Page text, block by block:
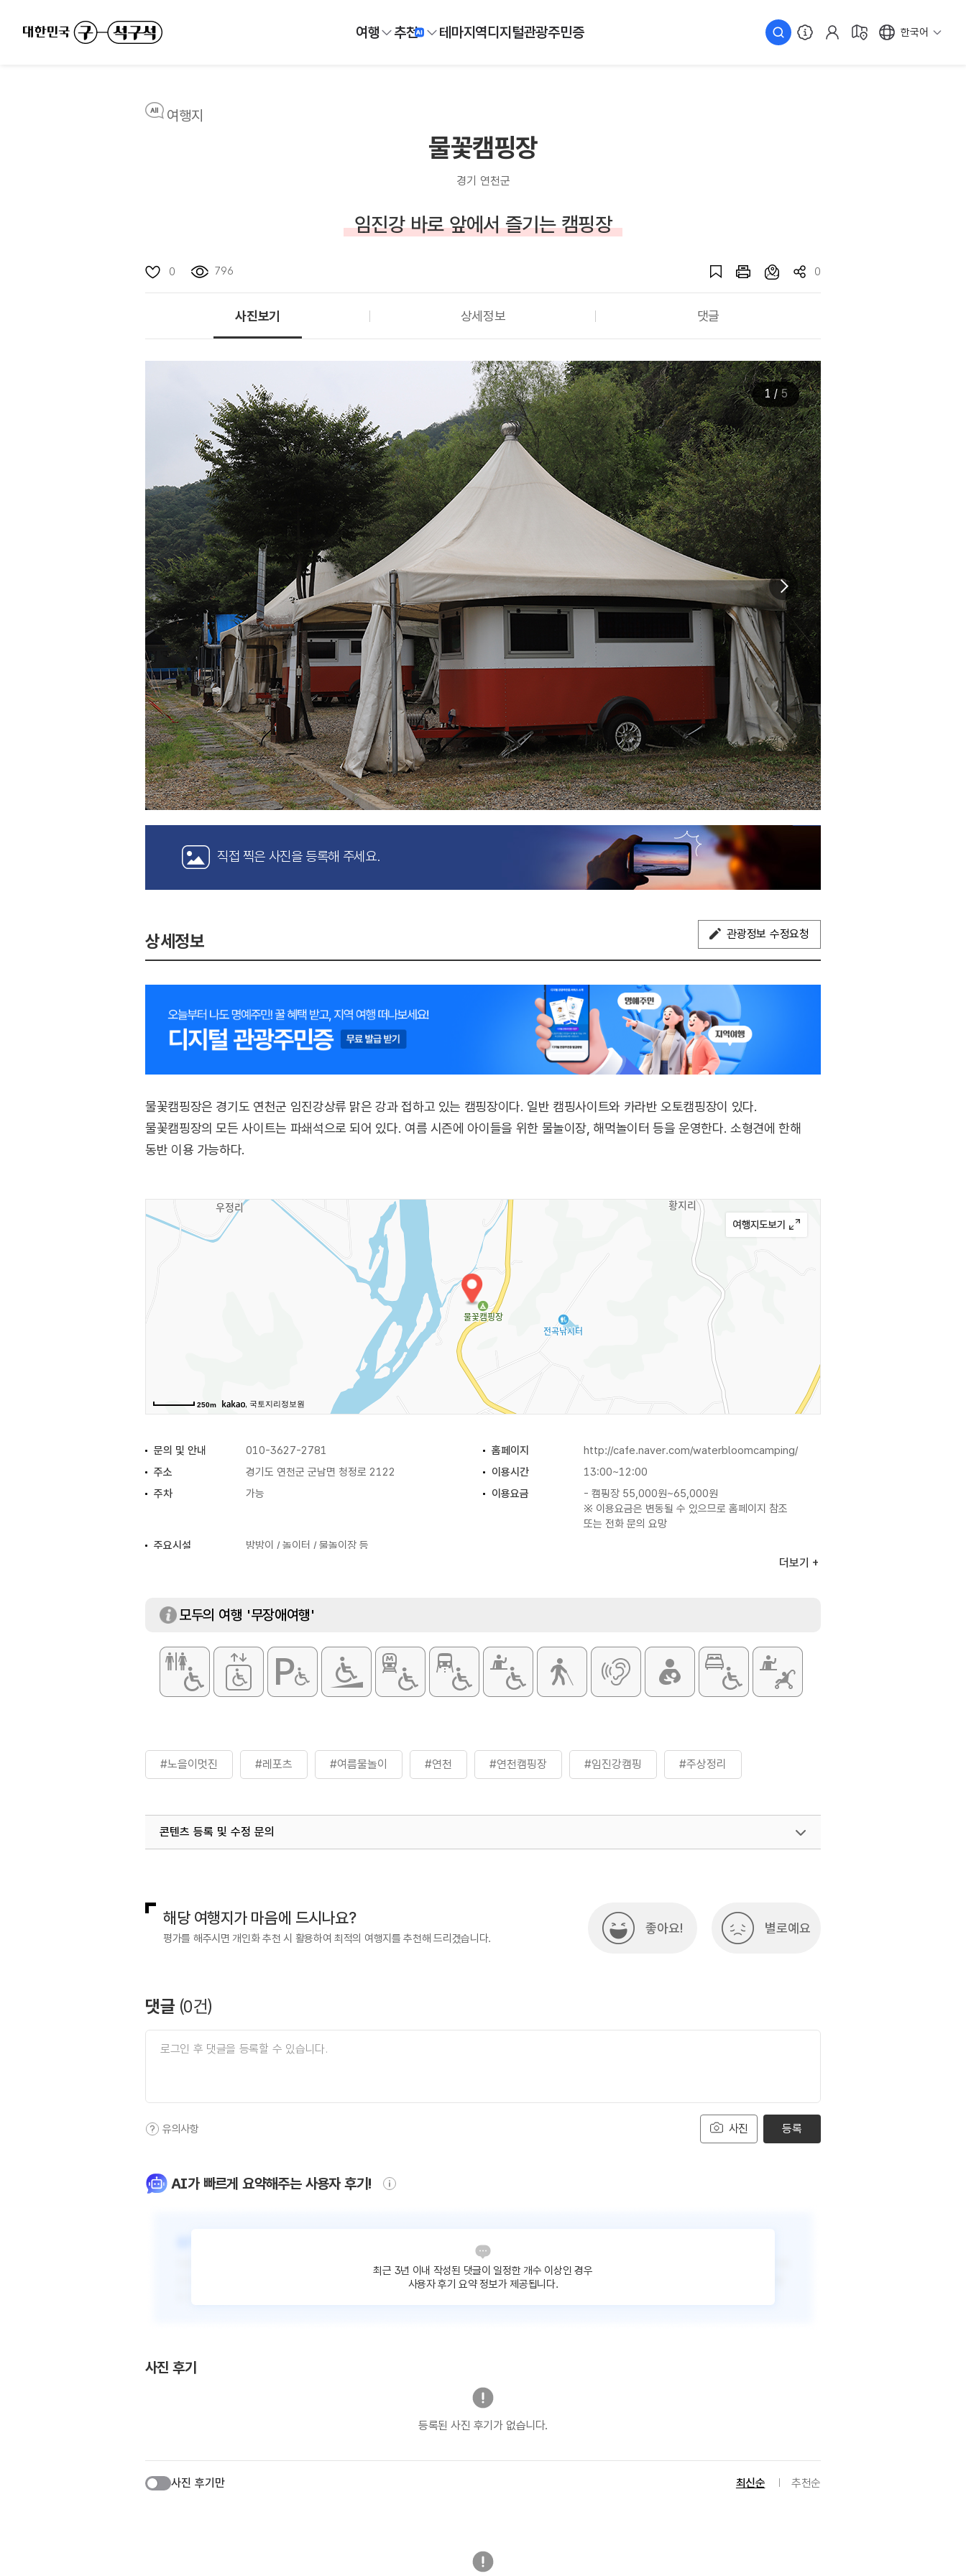
여행 추천 테마지역디지털관광주민증 한국어
여행지
물꽃캠핑장
경기 연천군
임진강 바로 앞에서 즐기는 캠핑장
0 796 0
사진보기 상세정보 댓글
1 / 5
직접 찍은 사진을 등록해 주세요.
상세정보 관광정보 수정요청
물꽃캠핑장은 경기도 연천군 임진강상류 맑은 강과 접하고 있는 캠핑장이다. 일반 캠핑사이트와 카라반 오토캠핑장이 있다.
물꽃캠핑장의 모든 사이트는 파쇄석으로 되어 있다. 여름 시즌에 아이들을 위한 물놀이장, 해먹놀이터 등을 운영한다. 소형견에 한해
동반 이용 가능하다.
250m , 국토지리정보원
문의 및 안내 010-3627-2781 홈페이지
http://cafe.naver.com/waterbloomcamping/
주소
경기도 연천군 군남면 청정로 2122 이용시간
13:00~12:00
주차
가능 이용요금
- 캠핑장 55,000원~65,000원
※ 이용요금은 변동될 수 있으므로 홈페이지 참조
또는 전화 문의 요망
주요시설
방방이 / 놀이터 / 물놀이장 등
더보기
모두의 여행 '무장애여행'
#노을이멋진 #레포츠 #여름물놀이 #연천 #연천캠핑장 #임진강캠핑 #주상정리
콘텐츠 등록 및 수정 문의
해당 여행지가 마음에 드시나요?
평가를 해주시면 개인화 추천 시 활용하여 최적의 여행지를 추천해 드리겠습니다.
좋아요! 별로예요
댓글 (0건)
사진
유의사항 등록
AI가 빠르게 요약해주는 사용자 후기!
최근 3년 이내 작성된 댓글이 일정한 개수 이상인 경우
사용자 후기 요약 정보가 제공됩니다.
사진 후기
등록된 사진 후기가 없습니다.
사진 후기만 최신순 추천순